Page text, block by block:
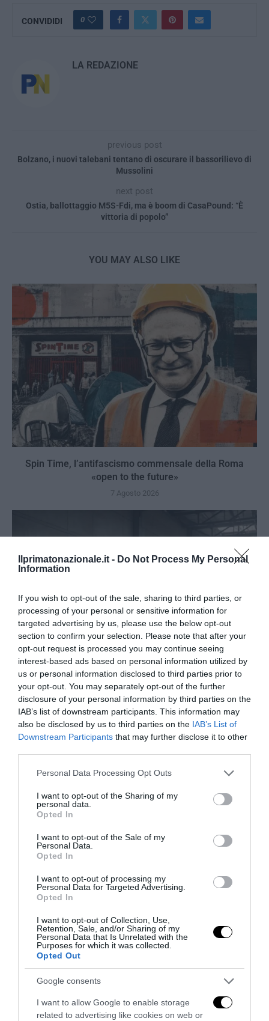
Ilprimatonazionale.it - Do Not Process My Personal
Information
If you wish to opt-out of the sale, sharing to third parties, or
processing of your personal or sensitive information for
targeted advertising by us, please use the below opt-out
section to confirm your selection. Please note that after your
opt-out request is processed you may continue seeing
interest-based ads based on personal information utilized by
us or personal information disclosed to third parties prior to
your opt-out. You may separately opt-out of the further
disclosure of your personal information by third parties on the
IAB’s list of downstream participants. This information may
also be disclosed by us to third parties on the IAB’s List of
Downstream Participants that may further disclose it to other
Please note that this website/app uses one or more Google
not limited to your visit or usage behaviour. You may click to
grant or deny consent to Google and its third-party tags to
use your data for below specified purposes in below Google
consent section.
Personal Data Processing Opt Outs
I want to opt-out of the Sharing of my
personal data.
Opted In
I want to opt-out of the Sale of my
Personal Data.
Opted In
I want to opt-out of processing my
Personal Data for Targeted Advertising.
Opted In
I want to opt-out of Collection, Use,
Retention, Sale, and/or Sharing of my
Personal Data that Is Unrelated with the
Purposes for which it was collected.
Opted Out
Google consents
I want to allow Google to enable storage
related to advertising like cookies on web or
CONVIDIDI 0
LA REDAZIONE
previous post
Bolzano, i nuovi talebani tentano di oscurare il bassorilievo di
Mussolini
next post
Ostia, ballottaggio M5S-Fdi, ma è boom di CasaPound: “È
vittoria di popolo”
YOU MAY ALSO LIKE
Spin Time, l’antifascismo commensale della Roma
«open to the future»
7 Agosto 2026
Tekne agli americani: il Golden Power è l’ultima trincea
di uno Stato senza politica...
7 Agosto 2026
Addio a Francesco Guccini: stronzo, poeta e buffone di
corte
7 Agosto 2026